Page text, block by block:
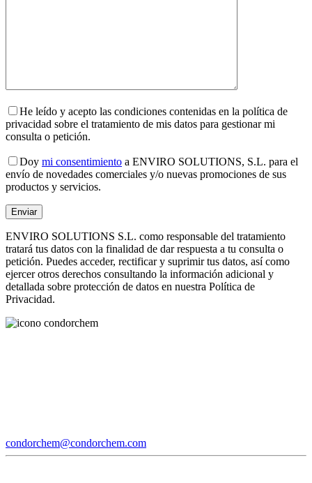
He leído y acepto las condiciones contenidas en la política de
privacidad sobre el tratamiento de mis datos para gestionar mi
consulta o petición.
Doy mi consentimiento a ENVIRO SOLUTIONS, S.L. para el
envío de novedades comerciales y/o nuevas promociones de sus
productos y servicios.
ENVIRO SOLUTIONS S.L. como responsable del tratamiento
tratará tus datos con la finalidad de dar respuesta a tu consulta o
petición. Puedes acceder, rectificar y suprimir tus datos, así como
ejercer otros derechos consultando la información adicional y
detallada sobre protección de datos en nuestra Política de
Privacidad.
condorchem@condorchem.com